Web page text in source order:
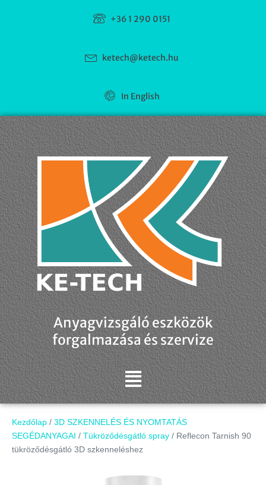
+36 1 290 0151
ketech@ketech.hu
In English
Anyagvizsgáló eszközök
forgalmazása és szervize
Kezdőlap / 3D SZKENNELÉS ÉS NYOMTATÁS
SEGÉDANYAGAI / Tükröződésgátló spray / Reflecon Tarnish 90
tükröződésgátló 3D szkenneléshez